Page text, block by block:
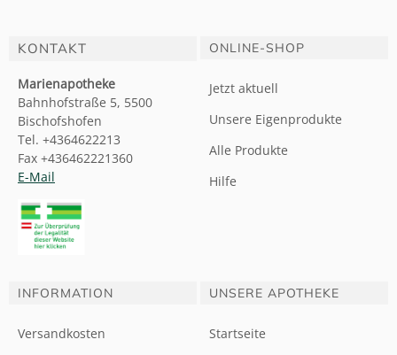
KONTAKT
Marienapotheke
Bahnhofstraße 5, 5500
Bischofshofen
Tel. +4364622213
Fax +436462221360
E-Mail
ONLINE-SHOP
Jetzt aktuell
Unsere Eigenprodukte
Alle Produkte
Hilfe
INFORMATION
Versandkosten
UNSERE APOTHEKE
Startseite